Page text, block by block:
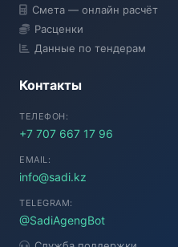
Смета — онлайн расчёт
Расценки
Данные по тендерам
Контакты
ТЕЛЕФОН:
+7 707 667 17 96
EMAIL:
info@sadi.kz
TELEGRAM:
@SadiAgengBot